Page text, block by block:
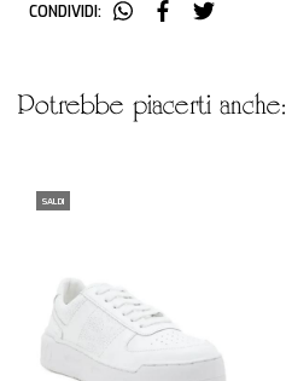
CONDIVIDI:
potrebbe piacerti anche:
SALDI